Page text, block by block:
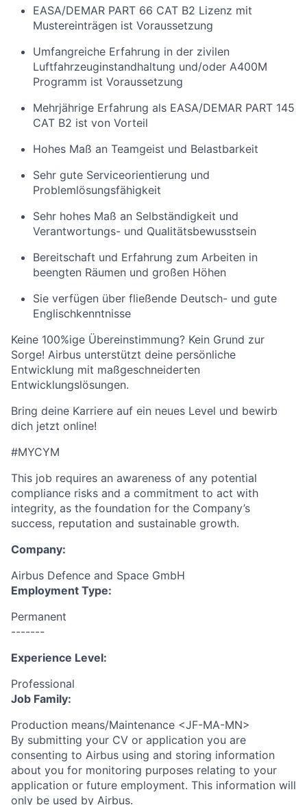
EASA/DEMAR PART 66 CAT B2 Lizenz mit
Mustereinträgen ist Voraussetzung
Umfangreiche Erfahrung in der zivilen
Luftfahrzeuginstandhaltung und/oder A400M
Programm ist Voraussetzung
Mehrjährige Erfahrung als EASA/DEMAR PART 145
CAT B2 ist von Vorteil
Hohes Maß an Teamgeist und Belastbarkeit
Sehr gute Serviceorientierung und
Problemlösungsfähigkeit
Sehr hohes Maß an Selbständigkeit und
Verantwortungs- und Qualitätsbewusstsein
Bereitschaft und Erfahrung zum Arbeiten in
beengten Räumen und großen Höhen
Sie verfügen über fließende Deutsch- und gute
Englischkenntnisse
Keine 100%ige Übereinstimmung? Kein Grund zur
Sorge! Airbus unterstützt deine persönliche
Entwicklung mit maßgeschneiderten
Entwicklungslösungen.
Bring deine Karriere auf ein neues Level und bewirb
dich jetzt online!
#MYCYM
This job requires an awareness of any potential
compliance risks and a commitment to act with
integrity, as the foundation for the Company’s
success, reputation and sustainable growth.
Company:
Airbus Defence and Space GmbH
Employment Type:
Permanent
-------
Experience Level:
Professional
Job Family:
Production means/Maintenance <JF-MA-MN>
By submitting your CV or application you are
consenting to Airbus using and storing information
about you for monitoring purposes relating to your
application or future employment. This information will
only be used by Airbus.